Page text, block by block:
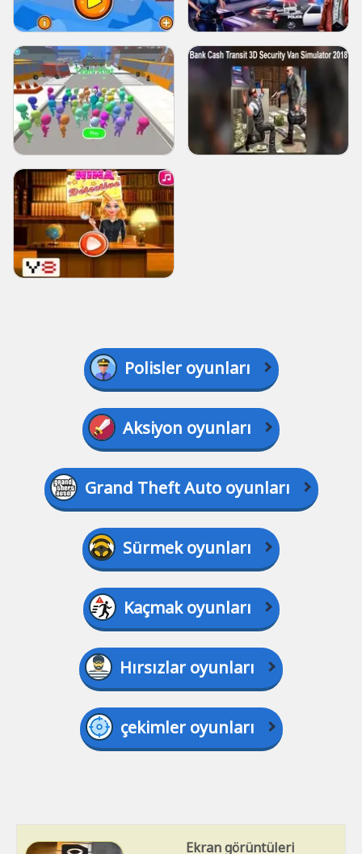
Polisler oyunları
Aksiyon oyunları
Grand Theft Auto oyunları
Sürmek oyunları
Kaçmak oyunları
Hırsızlar oyunları
çekimler oyunları
Ekran görüntüleri